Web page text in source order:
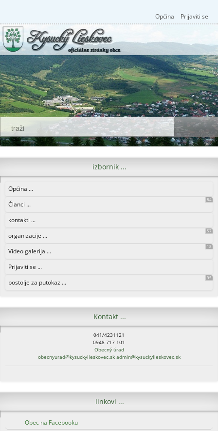
Općina Prijaviti se
izbornik ...
Općina ...
Članci ...
84
kontakti ...
organizacije ...
57
Video galerija ...
18
Prijaviti se ...
postolje za putokaz ...
95
Kontakt ...
041/4231121
0948 717 101
Obecný úrad
obecnyurad@kysuckylieskovec.sk admin@kysuckylieskovec.sk
linkovi ...
Obec na Facebooku